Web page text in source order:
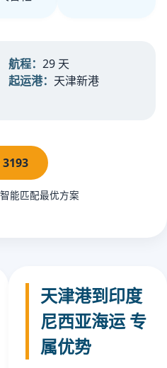
航程： 29 天
起运港： 天津新港
3193
能匹配最优方案
天津港到印度
尼西亚海运 专
属优势